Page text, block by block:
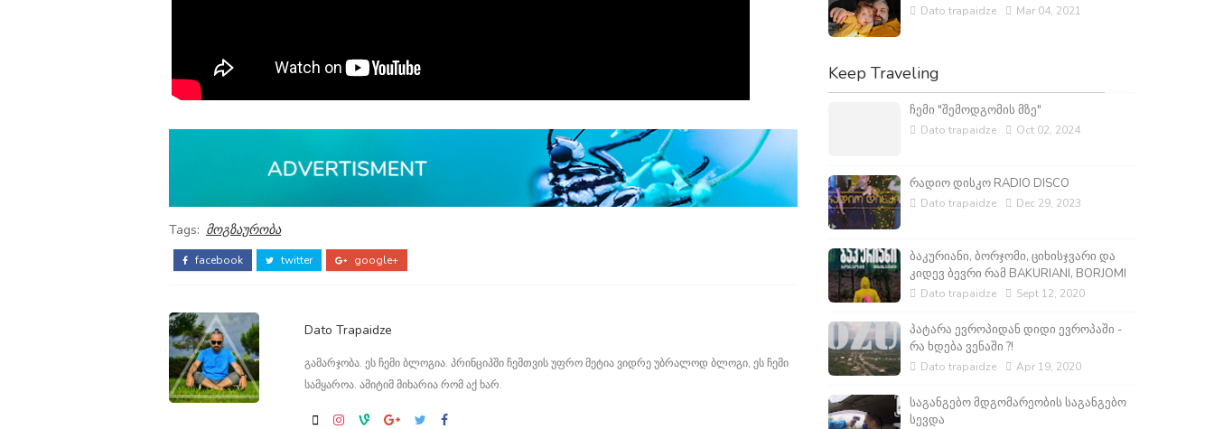
Tags: მოგზაურობა
facebook twitter google+
Dato Trapaidze
გამარჯობა. ეს ჩემი ბლოგია. პრინციპში ჩემთვის უფრო მეტია ვიდრე უბრალოდ ბლოგი, ეს ჩემი
სამყაროა. ამიტიმ მიხარია რომ აქ ხარ.
Dato trapaidze Mar 04, 2021
Keep Traveling
ჩემი "შემოდგომის მზე"
Dato trapaidze Oct 02, 2024
რადიო დისკო RADIO DISCO
Dato trapaidze Dec 29, 2023
ბაკურიანი, ბორჯომი, ციხისჯვარი და
კიდევ ბევრი რამ BAKURIANI, BORJOMI
Dato trapaidze Sept 12, 2020
პატარა ევროპიდან დიდი ევროპაში -
რა ხდება ვენაში ?!
Dato trapaidze Apr 19, 2020
საგანგებო მდგომარეობის საგანგებო
სევდა